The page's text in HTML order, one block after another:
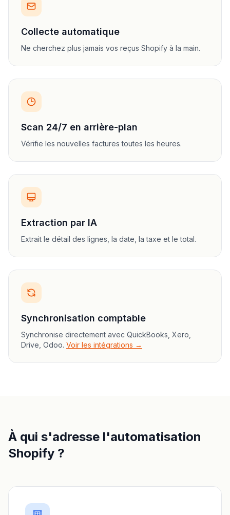
Collecte automatique
Ne cherchez plus jamais vos reçus Shopify à la main.
Scan 24/7 en arrière-plan
Vérifie les nouvelles factures toutes les heures.
Extraction par IA
Extrait le détail des lignes, la date, la taxe et le total.
Synchronisation comptable
Synchronise directement avec QuickBooks, Xero,
Drive, Odoo. Voir les intégrations →
À qui s'adresse l'automatisation
Shopify ?